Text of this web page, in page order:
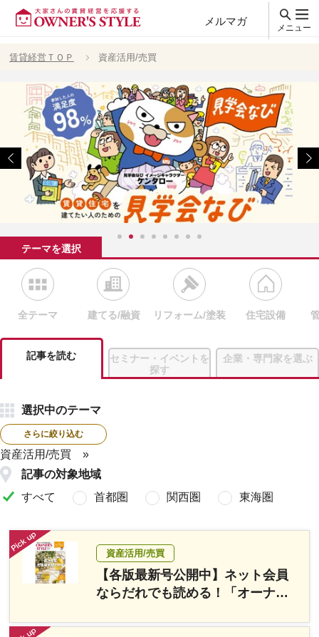
メルマガ
メニュー
賃貸経営ＴＯＰ 資産活用/売買
テーマを選択
全テーマ 建てる/融資 リフォーム/塗装 住宅設備
記事を読む
セミナー・イベントを
探す
企業・専門家を選ぶ
選択中のテーマ
さらに絞り込む
資産活用/売買
記事の対象地域
すべて
首都圏 関西圏 東海圏
資産活用/売買
【各版最新号公開中】ネット会員
ならだれでも読める！「オーナー
開中